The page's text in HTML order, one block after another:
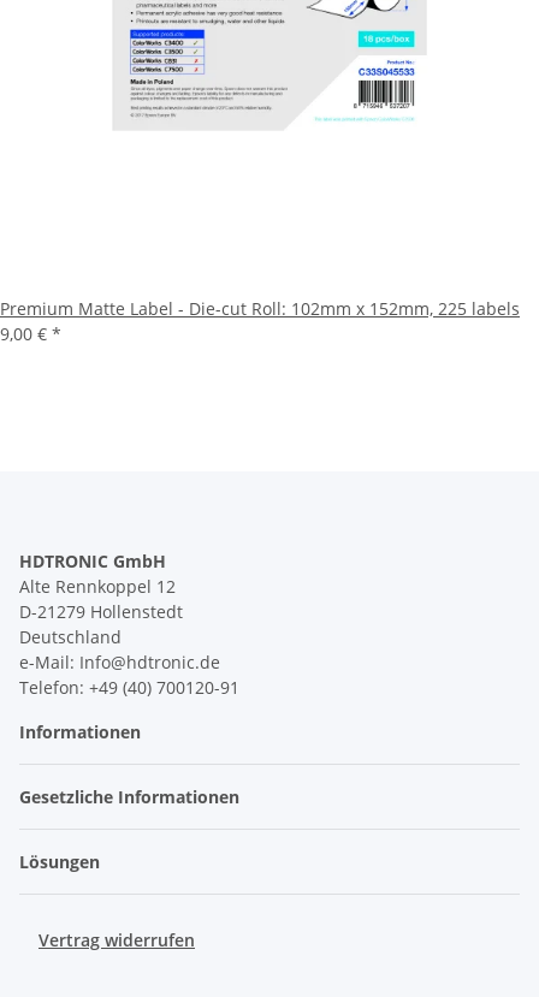
Premium Matte Label - Die-cut Roll: 102mm x 152mm, 225 labels
9,00 € *
HDTRONIC GmbH
Alte Rennkoppel 12
D-21279 Hollenstedt
Deutschland
e-Mail: Info@hdtronic.de
Telefon: +49 (40) 700120-91
Informationen
Gesetzliche Informationen
Lösungen
Vertrag widerrufen